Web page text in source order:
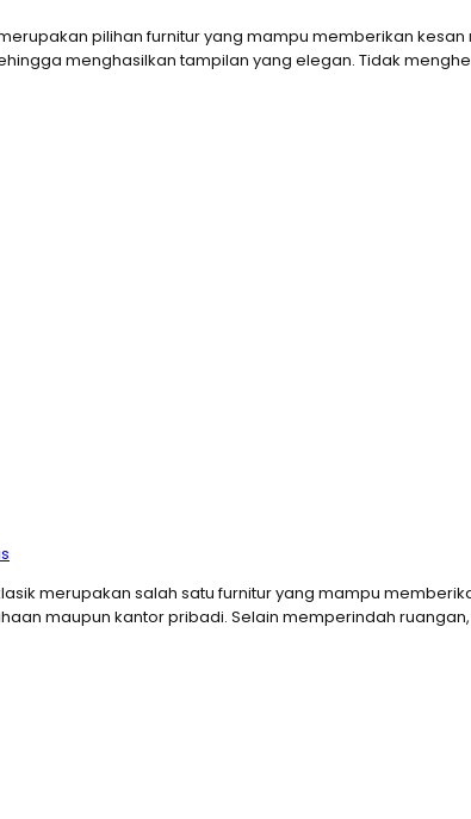
pilihan furnitur yang mampu memberikan
menghasilkan tampilan yang elegan. Tidak
merupakan salah satu furnitur yang mampu
maupun kantor pribadi. Selain memperindah